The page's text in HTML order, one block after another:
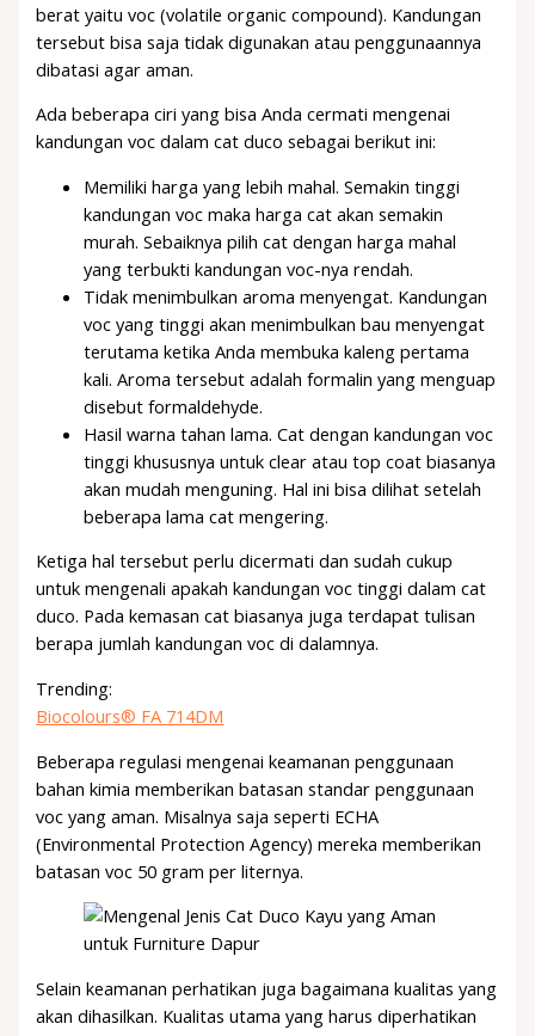
berat yaitu voc (volatile organic compound). Kandungan
tersebut bisa saja tidak digunakan atau penggunaannya
dibatasi agar aman.
Ada beberapa ciri yang bisa Anda cermati mengenai
kandungan voc dalam cat duco sebagai berikut ini:
Memiliki harga yang lebih mahal. Semakin tinggi
kandungan voc maka harga cat akan semakin
murah. Sebaiknya pilih cat dengan harga mahal
yang terbukti kandungan voc-nya rendah.
Tidak menimbulkan aroma menyengat. Kandungan
voc yang tinggi akan menimbulkan bau menyengat
terutama ketika Anda membuka kaleng pertama
kali. Aroma tersebut adalah formalin yang menguap
disebut formaldehyde.
Hasil warna tahan lama. Cat dengan kandungan voc
tinggi khususnya untuk clear atau top coat biasanya
akan mudah menguning. Hal ini bisa dilihat setelah
beberapa lama cat mengering.
Ketiga hal tersebut perlu dicermati dan sudah cukup
untuk mengenali apakah kandungan voc tinggi dalam cat
duco. Pada kemasan cat biasanya juga terdapat tulisan
berapa jumlah kandungan voc di dalamnya.
Trending:
Biocolours® FA 714DM
Beberapa regulasi mengenai keamanan penggunaan
bahan kimia memberikan batasan standar penggunaan
voc yang aman. Misalnya saja seperti ECHA
(Environmental Protection Agency) mereka memberikan
batasan voc 50 gram per liternya.
Selain keamanan perhatikan juga bagaimana kualitas yang
akan dihasilkan. Kualitas utama yang harus diperhatikan